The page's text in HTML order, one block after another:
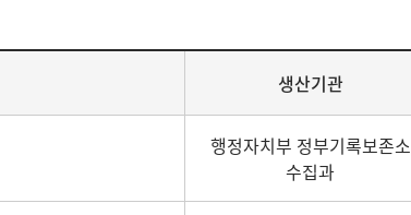
생산기관
행정자치부 정부기록보존소
수집과